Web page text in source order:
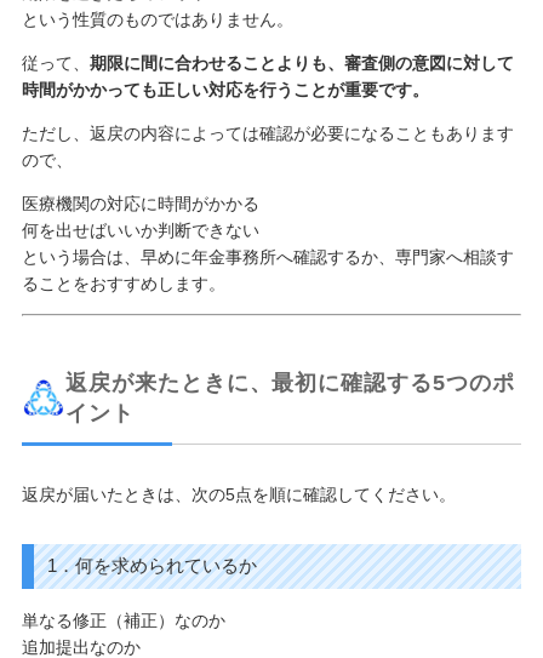
という性質のものではありません。
従って、 期限に間に合わせることよりも、審査側の意図に対して
時間がかかっても正しい対応を行うことが重要です。
ただし、返戻の内容によっては確認が必要になることもあります
ので、
医療機関の対応に時間がかかる
何を出せばいいか判断できない
という場合は、早めに年金事務所へ確認するか、専門家へ相談す
ることをおすすめします。
返戻が来たときに、最初に確認する5つのポ
イント
返戻が届いたときは、次の5点を順に確認してください。
1．何を求められているか
単なる修正（補正）なのか
追加提出なのか